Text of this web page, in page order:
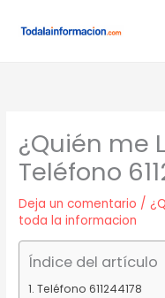
¿Quién me
Teléfono
Deja un comentario /
toda la informacion
Índice del artículo
Teléfono 611244178